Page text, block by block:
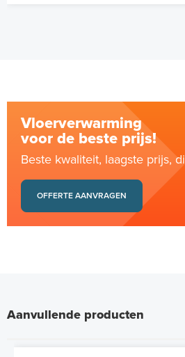
Vloerverwarming
voor de beste prijs!
Beste kwaliteit, laagste prijs,
OFFERTE AANVRAGEN
Aanvullende producten